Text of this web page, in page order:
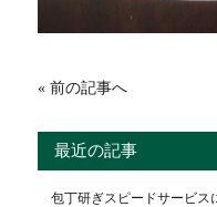
2020年4月
« 前の記事へ
最近の記事
包丁研ぎスピードサービス